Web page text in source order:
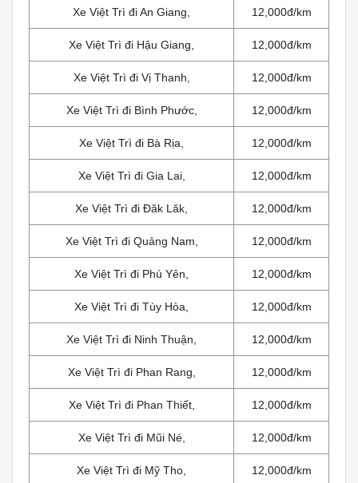
Xe Việt Trì đi An Giang, 12,000đ/km
Xe Việt Trì đi Hậu Giang, 12,000đ/km
Xe Việt Trì đi Vị Thanh, 12,000đ/km
Xe Việt Trì đi Bình Phước, 12,000đ/km
Xe Việt Trì đi Bà Rịa, 12,000đ/km
Xe Việt Trì đi Gia Lai, 12,000đ/km
Xe Việt Trì đi Đăk Lăk, 12,000đ/km
Xe Việt Trì đi Quảng Nam, 12,000đ/km
Xe Việt Trì đi Phú Yên, 12,000đ/km
Xe Việt Trì đi Tùy Hòa, 12,000đ/km
Xe Việt Trì đi Ninh Thuận, 12,000đ/km
Xe Việt Trì đi Phan Rang, 12,000đ/km
Xe Việt Trì đi Phan Thiết, 12,000đ/km
Xe Việt Trì đi Mũi Né, 12,000đ/km
Xe Việt Trì đi Mỹ Tho, 12,000đ/km